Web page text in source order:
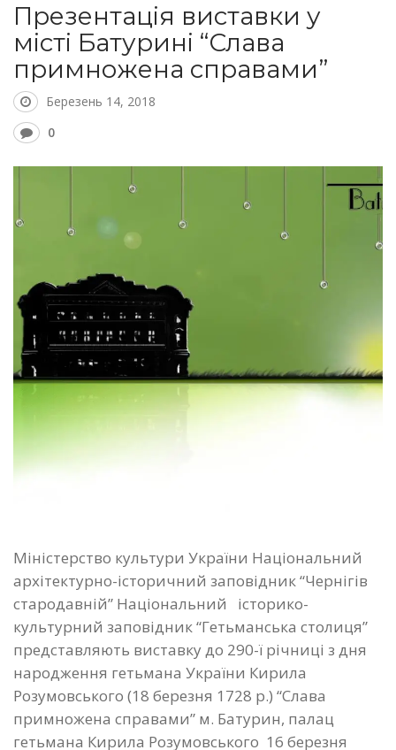
Презентація виставки у
місті Батурині “Слава
примножена справами”
Березень 14, 2018
0
Міністерство культури України Національний
архітектурно-історичний заповідник “Чернігів
стародавній” Національний історико-
культурний заповідник “Гетьманська столиця”
представляють виставку до 290-ї річниці з дня
народження гетьмана України Кирила
Розумовського (18 березня 1728 р.) “Слава
примножена справами” м. Батурин, палац
гетьмана Кирила Розумовського 16 березня